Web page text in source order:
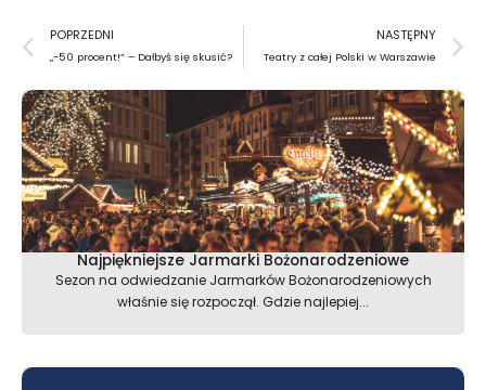
Prev
POPRZEDNI
„-50 procent!” – Dałbyś się skusić?
NASTĘPNY
Teatry z całej Polski w Warszawie
Najpiękniejsze Jarmarki Bożonarodzeniowe
Sezon na odwiedzanie Jarmarków Bożonarodzeniowych
właśnie się rozpoczął. Gdzie najlepiej...